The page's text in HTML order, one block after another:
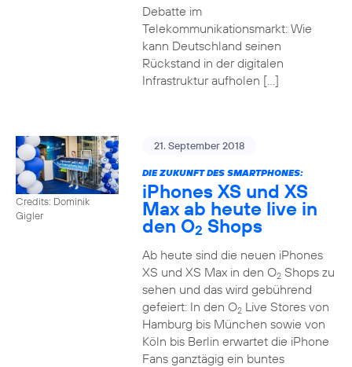
Debatte im
Telekommunikationsmarkt: Wie
kann Deutschland seinen
Rückstand in der digitalen
Infrastruktur aufholen […]
Credits: Dominik
Gigler
21. September 2018
DIE ZUKUNFT DES SMARTPHONES:
iPhones XS und XS
Max ab heute live in
den O2 Shops
Ab heute sind die neuen iPhones
XS und XS Max in den O2Shops zu
sehen und das wird gebührend
gefeiert: In den O2Live Stores von
Hamburg bis München sowie von
Köln bis Berlin erwartet die iPhone
Fans ganztägig ein buntes